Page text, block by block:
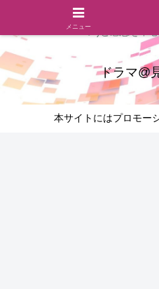
ドラマのシーンとセリフを切り
バレ)と感想を中
ドラマ@
本サイトにはプロモー
メニュー